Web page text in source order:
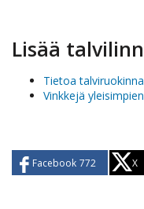
Lisää
Tietoa
Vinkkejä
Facebook 772 X